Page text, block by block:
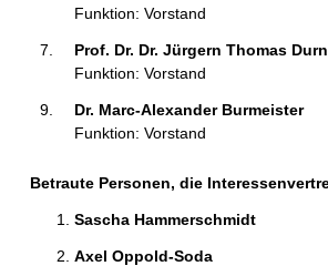
Funktion: Vorstand
Prof. Dr. Dr. Jürgern Thomas
Funktion: Vorstand
Dr. Marc-Alexander Burmeister
Funktion: Vorstand
Betraute Personen, die
Sascha Hammerschmidt
Axel Oppold-Soda